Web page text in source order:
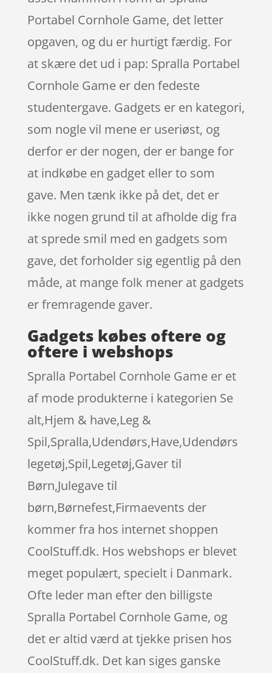
Portabel Cornhole Game, det letter
opgaven, og du er hurtigt færdig. For
at skære det ud i pap: Spralla Portabel
Cornhole Game er den fedeste
studentergave. Gadgets er en kategori,
som nogle vil mene er useriøst, og
derfor er der nogen, der er bange for
at indkøbe en gadget eller to som
gave. Men tænk ikke på det, det er
ikke nogen grund til at afholde dig fra
at sprede smil med en gadgets som
gave, det forholder sig egentlig på den
måde, at mange folk mener at gadgets
er fremragende gaver.
Gadgets købes oftere og
oftere i webshops
Spralla Portabel Cornhole Game er et
af mode produkterne i kategorien Se
alt,Hjem & have,Leg &
Spil,Spralla,Udendørs,Have,Udendørs
legetøj,Spil,Legetøj,Gaver til
Børn,Julegave til
børn,Børnefest,Firmaevents der
kommer fra hos internet shoppen
CoolStuff.dk. Hos webshops er blevet
meget populært, specielt i Danmark.
Ofte leder man efter den billigste
Spralla Portabel Cornhole Game, og
det er altid værd at tjekke prisen hos
CoolStuff.dk. Det kan siges ganske